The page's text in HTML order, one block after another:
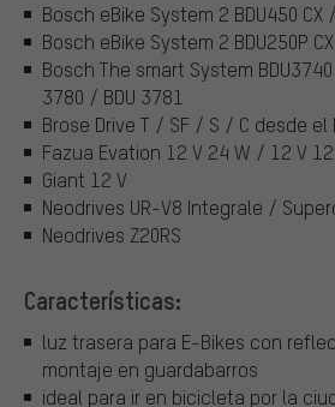
Bosch eBike System 2 BDU450 CX
Bosch eBike System 2 BDU250P
Bosch The smart System
3780 / BDU 3781
Brose Drive T / SF / S / C desde
Fazua Evation 12 V 24 W / 12 V
Giant 12 V
Neodrives UR-V8 Integrale /
Neodrives Z20RS
Características:
luz trasera para E-Bikes con
montaje en guardabarros
ideal para ir en bicicleta por la